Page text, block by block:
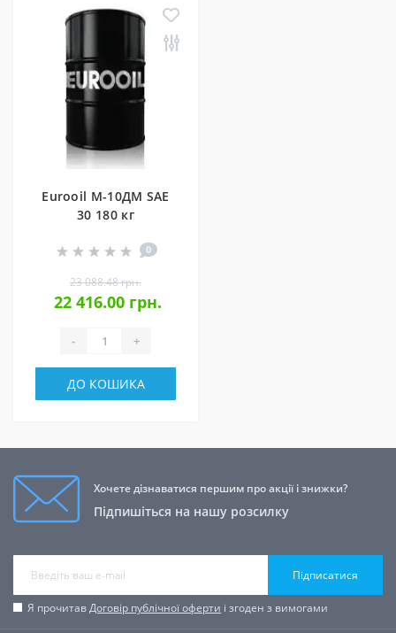
Eurooil М-10ДМ SAE
30 180 кг
0
23 088.48 грн.
22 416.00 грн.
- +
ДО КОШИКА
Хочете дізнаватися першим про акції і знижки?
Підпишіться на нашу розсилку
Підписатися
Я прочитавДоговір публічної оферти і згоден з вимогами